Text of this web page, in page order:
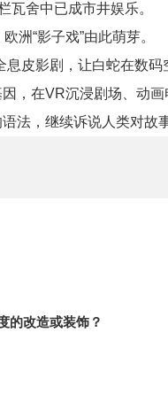
瓦舍中已成市井娱乐。
洲“影子戏”由此萌芽。
皮影剧，让白蛇在数码
，在VR沉浸剧场、动
法，继续诉说人类对故
的改造或装饰？